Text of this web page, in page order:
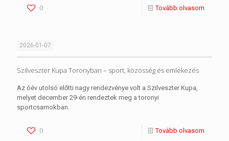
0 Tovább olvasom
2026-01-07
Szilveszter Kupa Toronyban – sport, közösség és emlékezés
Az óév utolsó előtti nagy rendezvénye volt a Szilveszter Kupa,
melyet december 29-én rendeztek meg a toronyi
sportcsarnokban.
0 Tovább olvasom